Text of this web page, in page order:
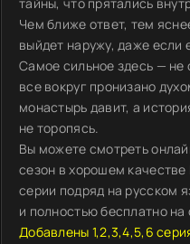
Чем ближе ответ, тем
выйдет наружу, даже если
Самое сильное здесь — не
все вокруг пронизано
монастырь давит, а
не торопясь.
Вы можете смотреть
сезон в хорошем
серии подряд на русском
и полностью бесплатно
Добавлены 1,2,3,4,5,6